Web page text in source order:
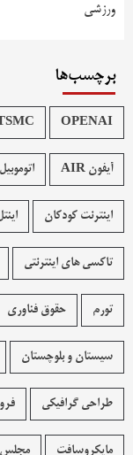
ورزشی
برچسب‌ها
OPENAI
آیفون AIR
اینترنت کودکان
تاکسی های اینترنتی
تورم حقوق فناوری
سیستان و بلوچستان
طراحی گرافیکی
مایکروسافت مجلس